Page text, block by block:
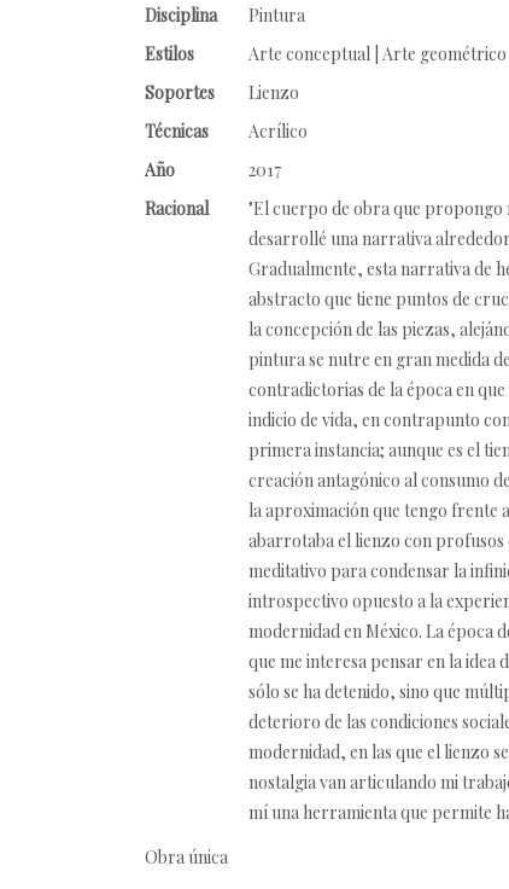
Disciplina
Pintura
Estilos
Arte conceptual | Arte geométrico
Soportes
Lienzo
Técnicas
Acrílico
Año
2017
Racional
"El cuerpo de obra que propongo
desarrollé una narrativa
Gradualmente, esta narrativa de
abstracto que tiene puntos de
la concepción de las piezas,
pintura se nutre en gran medida
contradictorias de la época en
indicio de vida, en contrapunto
primera instancia; aunque es el
creación antagónico al consumo
la aproximación que tengo frente
abarrotaba el lienzo con profusos
meditativo para condensar la
introspectivo opuesto a la
modernidad en México. La época
que me interesa pensar en la idea
sólo se ha detenido, sino que
deterioro de las condiciones
modernidad, en las que el lienzo
nostalgia van articulando mi
mí una herramienta que permite
Obra única